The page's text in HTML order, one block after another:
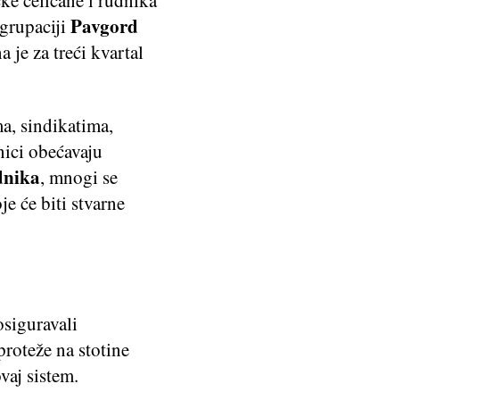
Pavgord
je za treći kvartal
sindikatima,
obećavaju
, mnogi se
će biti stvarne
na stotine
sistem.